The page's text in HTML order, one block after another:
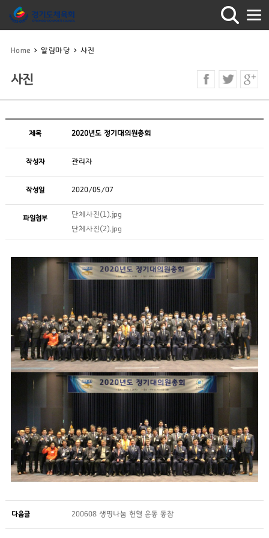
Home > 알림마당 > 사진
사진
제목 2020년도 정기대의원총회
작성자 관리자
작성일 2020/05/07
파일첨부
단체사진(1).jpg
단체사진(2).jpg
다음글 200608 생명나눔 헌혈 운동 동참